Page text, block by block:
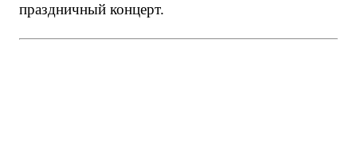
праздничный концерт.